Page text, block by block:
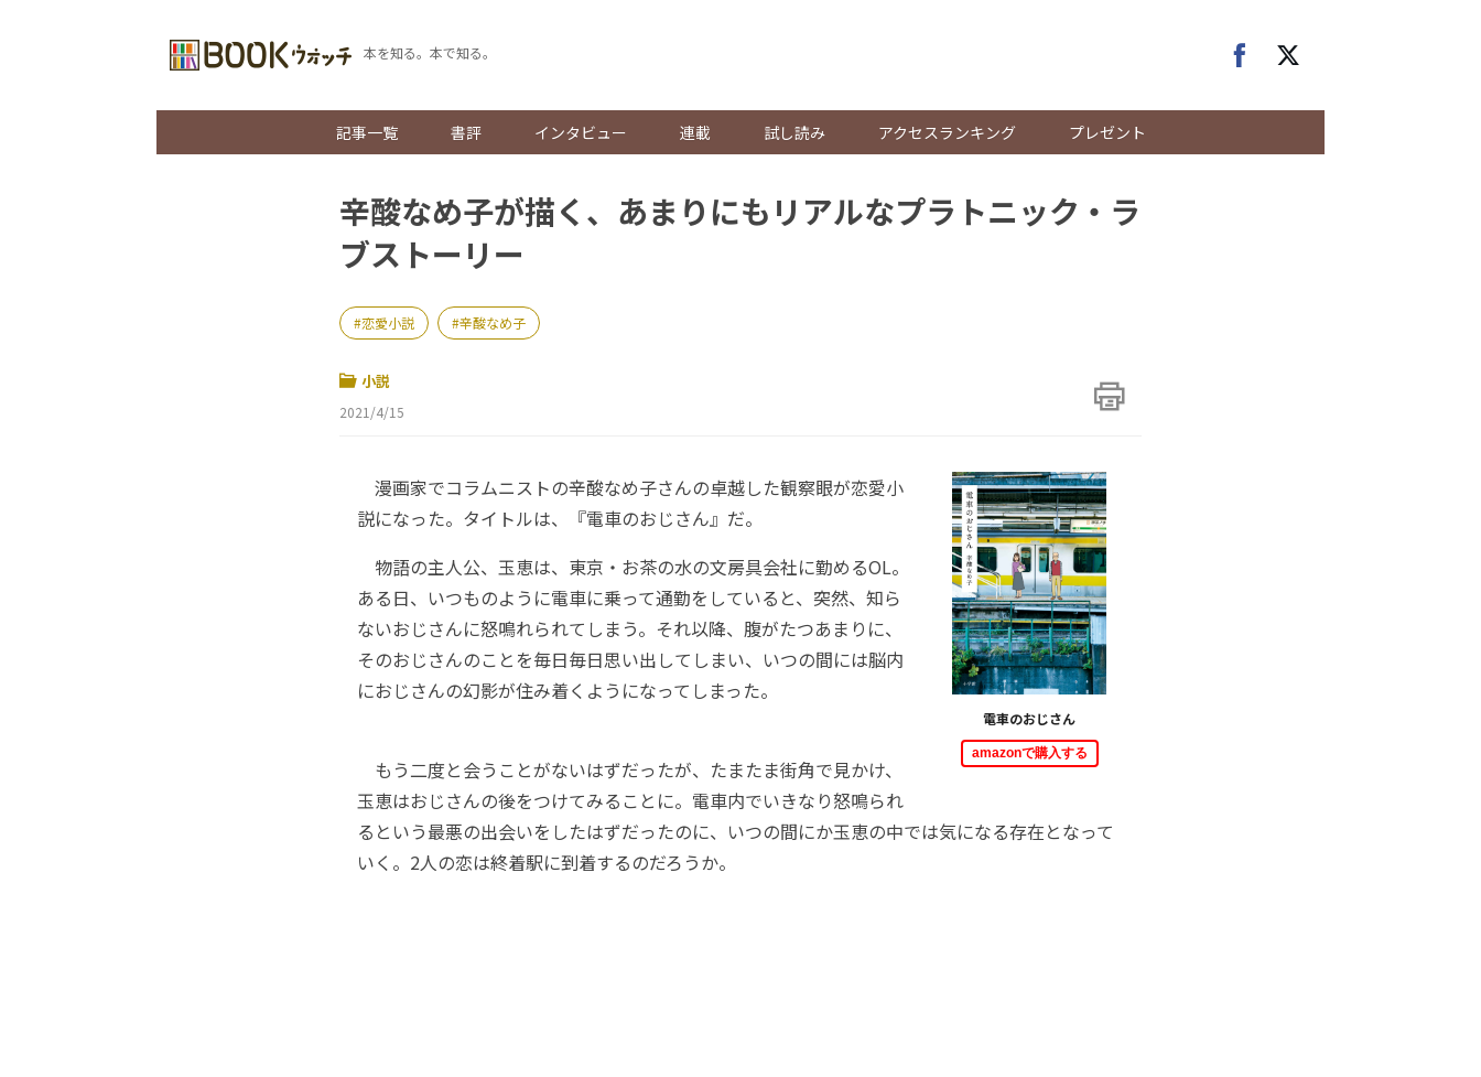
本を知る。本で知る。
記事一覧 書評 インタビュー 連載 試し読み アクセスランキング プレゼント
辛酸なめ子が描く、あまりにもリアルなプラトニック・ラ
ブストーリー
恋愛小説 辛酸なめ子
小説
2021/4/15
電車のおじさん
amazonで購入する
漫画家でコラムニストの辛酸なめ子さんの卓越した観察眼が恋愛小
説になった。タイトルは、『電車のおじさん』だ。
物語の主人公、玉恵は、東京・お茶の水の文房具会社に勤めるOL。
ある日、いつものように電車に乗って通勤をしていると、突然、知ら
ないおじさんに怒鳴れられてしまう。それ以降、腹がたつあまりに、
そのおじさんのことを毎日毎日思い出してしまい、いつの間には脳内
におじさんの幻影が住み着くようになってしまった。
もう二度と会うことがないはずだったが、たまたま街角で見かけ、
玉恵はおじさんの後をつけてみることに。電車内でいきなり怒鳴られ
るという最悪の出会いをしたはずだったのに、いつの間にか玉恵の中では気になる存在となって
いく。2人の恋は終着駅に到着するのだろうか。